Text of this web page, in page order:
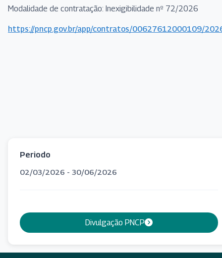
Modalidade de contratação: Inexigibilidade nº 72/2026
https://pncp.gov.br/app/contratos/00627612000109/
Periodo
02/03/2026 - 30/06/2026
Divulgação PNCP